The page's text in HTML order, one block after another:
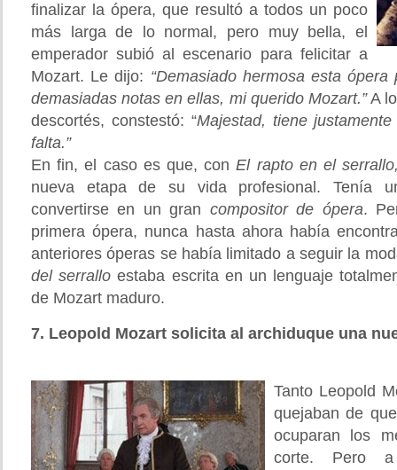
finalizar la ópera, que resultó a todos un poco
más larga de lo normal, pero muy bella, el
emperador subió al escenario para felicitar a
Mozart. Le dijo: “Demasiado hermosa esta
demasiadas notas en ellas, mi querido Mozart.”A
descortés, constestó: “Majestad, tiene
falta.”
En fin, el caso es que, conEl rapto en el
nueva etapa de su vida profesional. Tenía
convertirse en un gran compositor de ópera.
primera ópera, nunca hasta ahora había
anteriores óperas se había limitado a seguir la
del serralloestaba escrita en un lenguaje
de Mozart maduro.
7. Leopold Mozart solicita al archiduque una
Tanto Leopold
quejaban de
ocuparan los
corte. Pero